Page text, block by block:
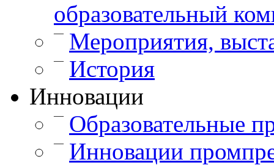
образовательный
— Мероприятия,
— История
Инновации
— Образовательные
— Инновации